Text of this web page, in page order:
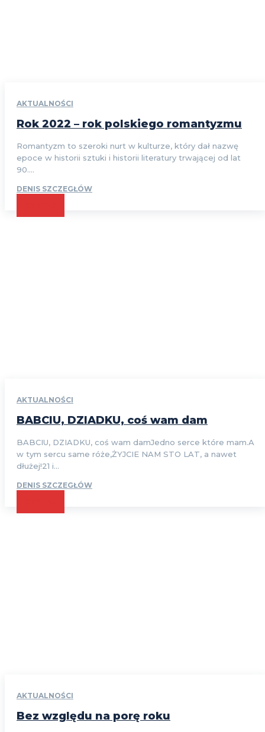
AKTUALNOŚCI
Rok 2022 – rok polskiego romantyzmu
Romantyzm to szeroki nurt w kulturze, który dał nazwę
epoce w historii sztuki i historii literatury trwającej od lat
90....
DENIS SZCZEGŁÓW
AKTUALNOŚCI
BABCIU, DZIADKU, coś wam dam
BABCIU, DZIADKU, coś wam damJedno serce które mam.A
w tym sercu same róże,ŻYJCIE NAM STO LAT, a nawet
dłużej!21 i...
DENIS SZCZEGŁÓW
AKTUALNOŚCI
Bez względu na porę roku